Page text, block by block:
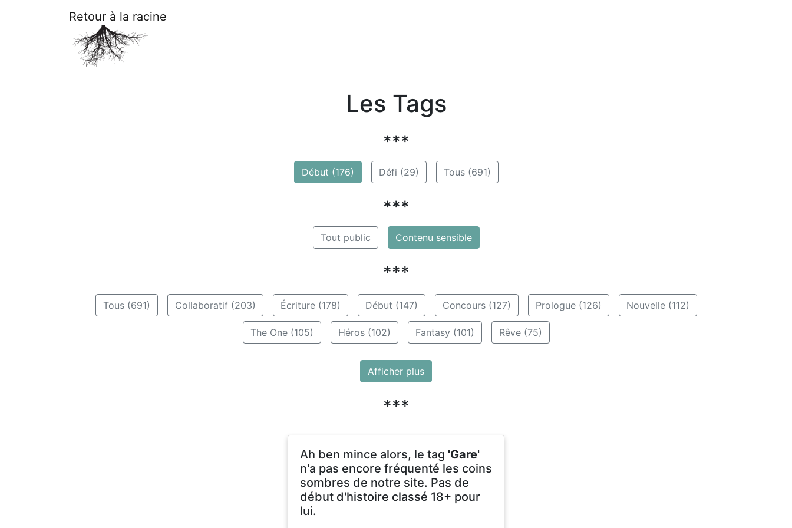
Retour à la racine
Les Tags
***
Début (176) Défi (29) Tous (691)
***
Tout public Contenu sensible
***
Tous (691) Collaboratif (203) Écriture (178) Début (147) Concours (127) Prologue (126) Nouvelle (112)
The One (105) Héros (102) Fantasy (101) Rêve (75)
Afficher plus
***
Ah ben mince alors, le tag 'Gare'
n'a pas encore fréquenté les coins
sombres de notre site. Pas de
début d'histoire classé 18+ pour
lui.